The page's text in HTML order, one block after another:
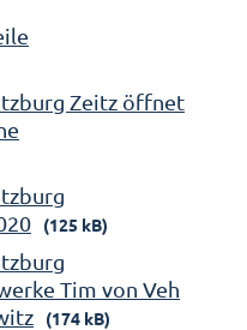
Zeitz öffnet
(125 kB)
Tim von Veh
(174 kB)